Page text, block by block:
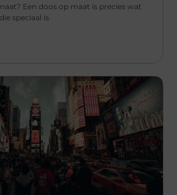
Een doos op maat is precies wat
speciaal is